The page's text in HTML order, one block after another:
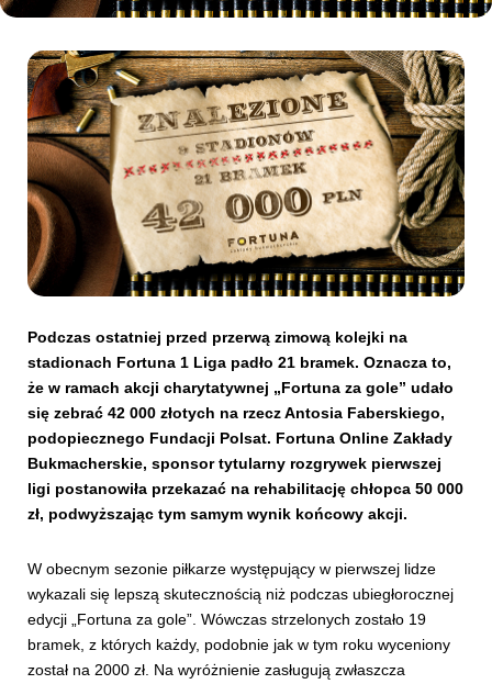
Kibice
SKLEP KUP BILET
Podczas ostatniej przed przerwą zimową kolejki na
stadionach Fortuna 1 Liga padło 21 bramek. Oznacza to,
że w ramach akcji charytatywnej „Fortuna za gole” udało
się zebrać 42 000 złotych na rzecz Antosia Faberskiego,
podopiecznego Fundacji Polsat. Fortuna Online Zakłady
Bukmacherskie, sponsor tytularny rozgrywek pierwszej
ligi postanowiła przekazać na rehabilitację chłopca 50 000
zł, podwyższając tym samym wynik końcowy akcji.
W obecnym sezonie piłkarze występujący w pierwszej lidze
wykazali się lepszą skutecznością niż podczas ubiegłorocznej
edycji „Fortuna za gole”. Wówczas strzelonych zostało 19
bramek, z których każdy, podobnie jak w tym roku wyceniony
został na 2000 zł. Na wyróżnienie zasługują zwłaszcza